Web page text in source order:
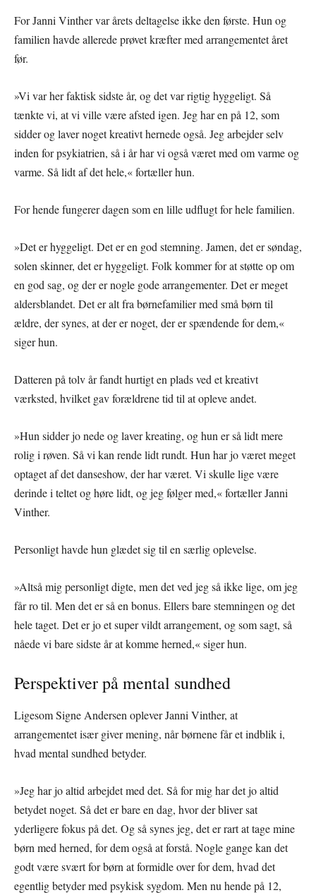
For Janni Vinther var årets deltagelse ikke den første. Hun og
familien havde allerede prøvet kræfter med arrangementet året
før.
»Vi var her faktisk sidste år, og det var rigtig hyggeligt. Så
tænkte vi, at vi ville være afsted igen. Jeg har en på 12, som
sidder og laver noget kreativt hernede også. Jeg arbejder selv
inden for psykiatrien, så i år har vi også været med om varme og
varme. Så lidt af det hele,« fortæller hun.
For hende fungerer dagen som en lille udflugt for hele familien.
»Det er hyggeligt. Det er en god stemning. Jamen, det er søndag,
solen skinner, det er hyggeligt. Folk kommer for at støtte op om
en god sag, og der er nogle gode arrangementer. Det er meget
aldersblandet. Det er alt fra børnefamilier med små børn til
ældre, der synes, at der er noget, der er spændende for dem,«
siger hun.
Datteren på tolv år fandt hurtigt en plads ved et kreativt
værksted, hvilket gav forældrene tid til at opleve andet.
»Hun sidder jo nede og laver kreating, og hun er så lidt mere
rolig i røven. Så vi kan rende lidt rundt. Hun har jo været meget
optaget af det danseshow, der har været. Vi skulle lige være
derinde i teltet og høre lidt, og jeg følger med,« fortæller Janni
Vinther.
Personligt havde hun glædet sig til en særlig oplevelse.
»Altså mig personligt digte, men det ved jeg så ikke lige, om jeg
får ro til. Men det er så en bonus. Ellers bare stemningen og det
hele taget. Det er jo et super vildt arrangement, og som sagt, så
nåede vi bare sidste år at komme herned,« siger hun.
Perspektiver på mental sundhed
Ligesom Signe Andersen oplever Janni Vinther, at
arrangementet især giver mening, når børnene får et indblik i,
hvad mental sundhed betyder.
»Jeg har jo altid arbejdet med det. Så for mig har det jo altid
betydet noget. Så det er bare en dag, hvor der bliver sat
yderligere fokus på det. Og så synes jeg, det er rart at tage mine
børn med herned, for dem også at forstå. Nogle gange kan det
godt være svært for børn at formidle over for dem, hvad det
egentlig betyder med psykisk sygdom. Men nu hende på 12,